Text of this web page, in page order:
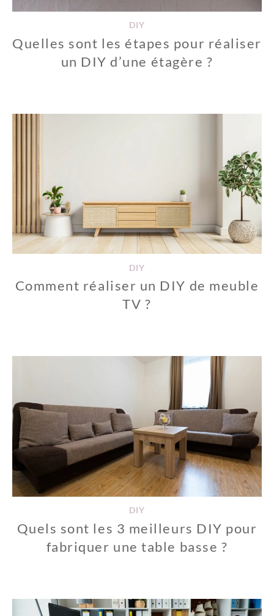
DIY
Quelles sont les étapes pour réaliser
un DIY d’une étagère ?
DIY
Comment réaliser un DIY de meuble
TV ?
DIY
Quels sont les 3 meilleurs DIY pour
fabriquer une table basse ?